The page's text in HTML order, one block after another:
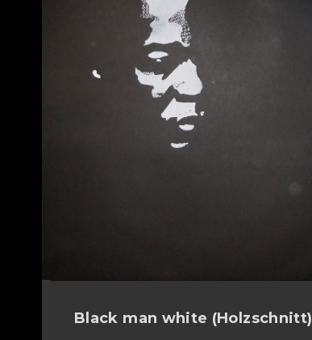
Black man white (Holzschnitt)